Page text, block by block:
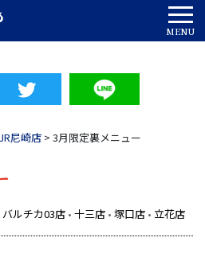
MENU
JR尼崎店 > 3月限定裏メニュー
バルチカ03店 • 十三店 • 塚口店 • 立花店